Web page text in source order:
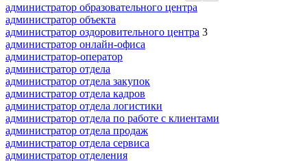
администратор образовательного центра
администратор объекта
администратор оздоровительного центра 3
администратор онлайн-офиса
администратор-оператор
администратор отдела
администратор отдела закупок
администратор отдела кадров
администратор отдела логистики
администратор отдела по работе с клиентами
администратор отдела продаж
администратор отдела сервиса
администратор отделения